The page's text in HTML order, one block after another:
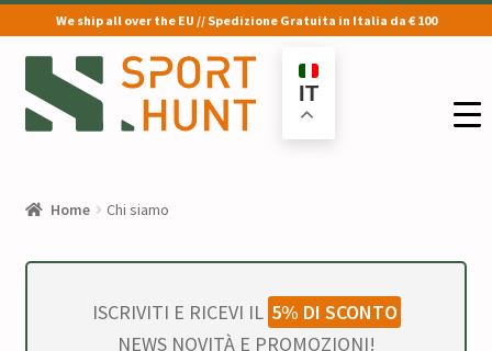
We ship all over the EU // Spedizione Gratuita in Italia da € 100
Vai
alla
navigazione
Vai
al
contenuto
IT
Home Chi siamo
ISCRIVITI E RICEVI IL 5% DI SCONTO
NEWS NOVITÀ E PROMOZIONI!